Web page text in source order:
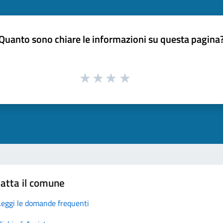
sono chiare le informazioni su questa
il comune
le domande frequenti